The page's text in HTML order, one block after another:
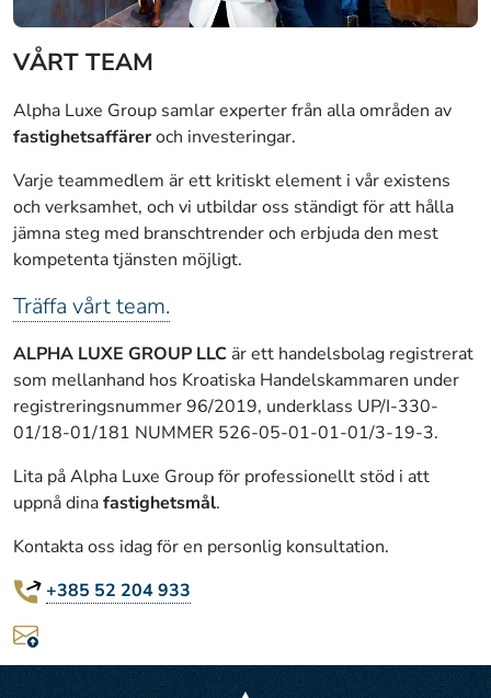
VÅRT TEAM
Alpha Luxe Group samlar experter från alla områden av
fastighetsaffäreroch investeringar.
Varje teammedlem är ett kritiskt element i vår existens
och verksamhet, och vi utbildar oss ständigt för att hålla
jämna steg med branschtrender och erbjuda den mest
kompetenta tjänsten möjligt.
Träffa vårt team.
ALPHA LUXE GROUP LLC är ett handelsbolag registrerat
som mellanhand hos Kroatiska Handelskammaren under
registreringsnummer 96/2019, underklass UP/I-330-
01/18-01/181 NUMMER 526-05-01-01-01/3-19-3.
Lita på Alpha Luxe Group för professionellt stöd i att
uppnå dinafastighetsmål.
Kontakta oss idag för en personlig konsultation.
+385 52 204 933